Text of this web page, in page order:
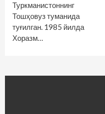
Туркманистоннинг
Тошҳовуз туманида
туғилган. 1985 йилда
Хоразм…